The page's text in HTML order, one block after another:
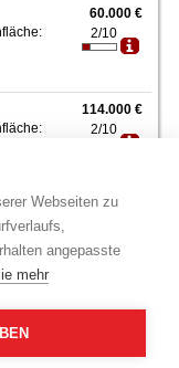
Webseiten zu
angepasste
mehr
60.000 €
2/10
114.000 €
2/10
Roßlau,